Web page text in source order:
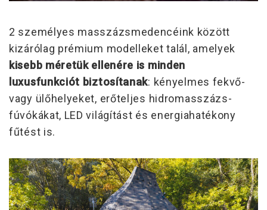
2 személyes masszázsmedencéink között
kizárólag prémium modelleket talál, amelyek
kisebb méretük ellenére is minden
luxusfunkciót biztosítanak: kényelmes fekvő-
vagy ülőhelyeket, erőteljes hidromasszázs-
fúvókákat, LED világítást és energiahatékony
fűtést is.